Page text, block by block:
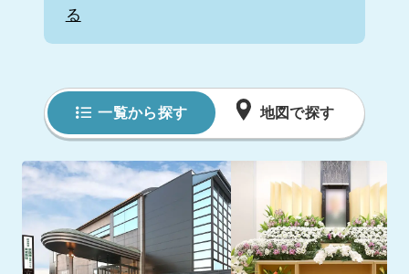
る
一覧から探す 地図で探す